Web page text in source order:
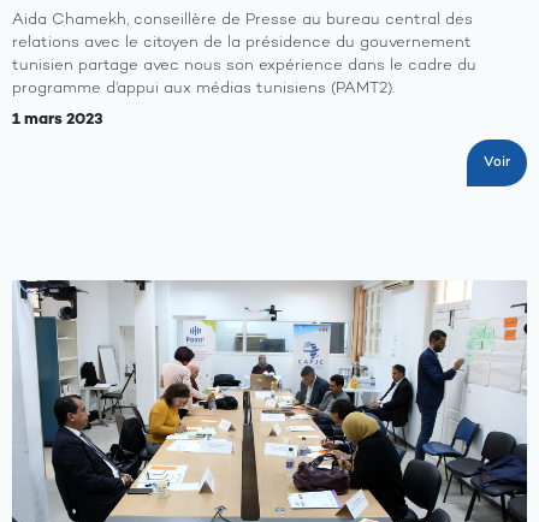
Aida Chamekh, conseillère de Presse au bureau central des
relations avec le citoyen de la présidence du gouvernement
tunisien partage avec nous son expérience dans le cadre du
programme d’appui aux médias tunisiens (PAMT2).
1 mars 2023
Voir